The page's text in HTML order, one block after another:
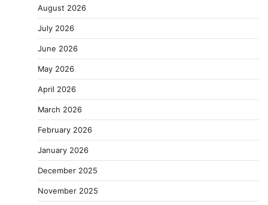
August 2026
July 2026
June 2026
May 2026
April 2026
March 2026
February 2026
January 2026
December 2025
November 2025